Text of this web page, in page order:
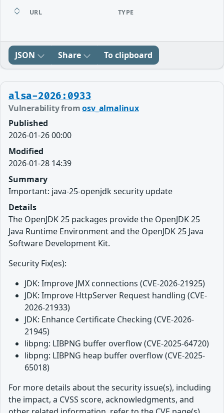
URL TYPE
JSON Share To clipboard
alsa-2026:0933
Vulnerability fromosv_almalinux
Published
2026-01-26 00:00
Modified
2026-01-28 14:39
Summary
Important: java-25-openjdk security update
Details
The OpenJDK 25 packages provide the OpenJDK 25
Java Runtime Environment and the OpenJDK 25 Java
Software Development Kit.
Security Fix(es):
JDK: Improve JMX connections (CVE-2026-21925)
JDK: Improve HttpServer Request handling (CVE-
2026-21933)
JDK: Enhance Certificate Checking (CVE-2026-
21945)
libpng: LIBPNG buffer overflow (CVE-2025-64720)
libpng: LIBPNG heap buffer overflow (CVE-2025-
65018)
For more details about the security issue(s), including
the impact, a CVSS score, acknowledgments, and